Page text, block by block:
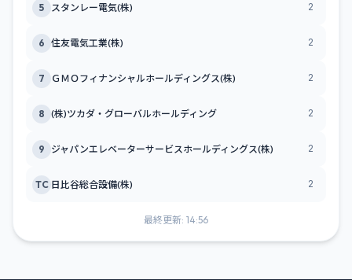
5 スタンレー電気(株) 2
6 住友電気工業(株) 2
7 ＧＭＯフィナンシャルホールディングス(株) 2
8 (株)ツカダ・グローバルホールディング 2
9 ジャパンエレベーターサービスホールディングス(株) 2
TC 日比谷総合設備(株) 2
最終更新: 14:56